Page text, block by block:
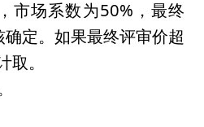
市场系数为50%，最终
定。如果最终评审价超
。